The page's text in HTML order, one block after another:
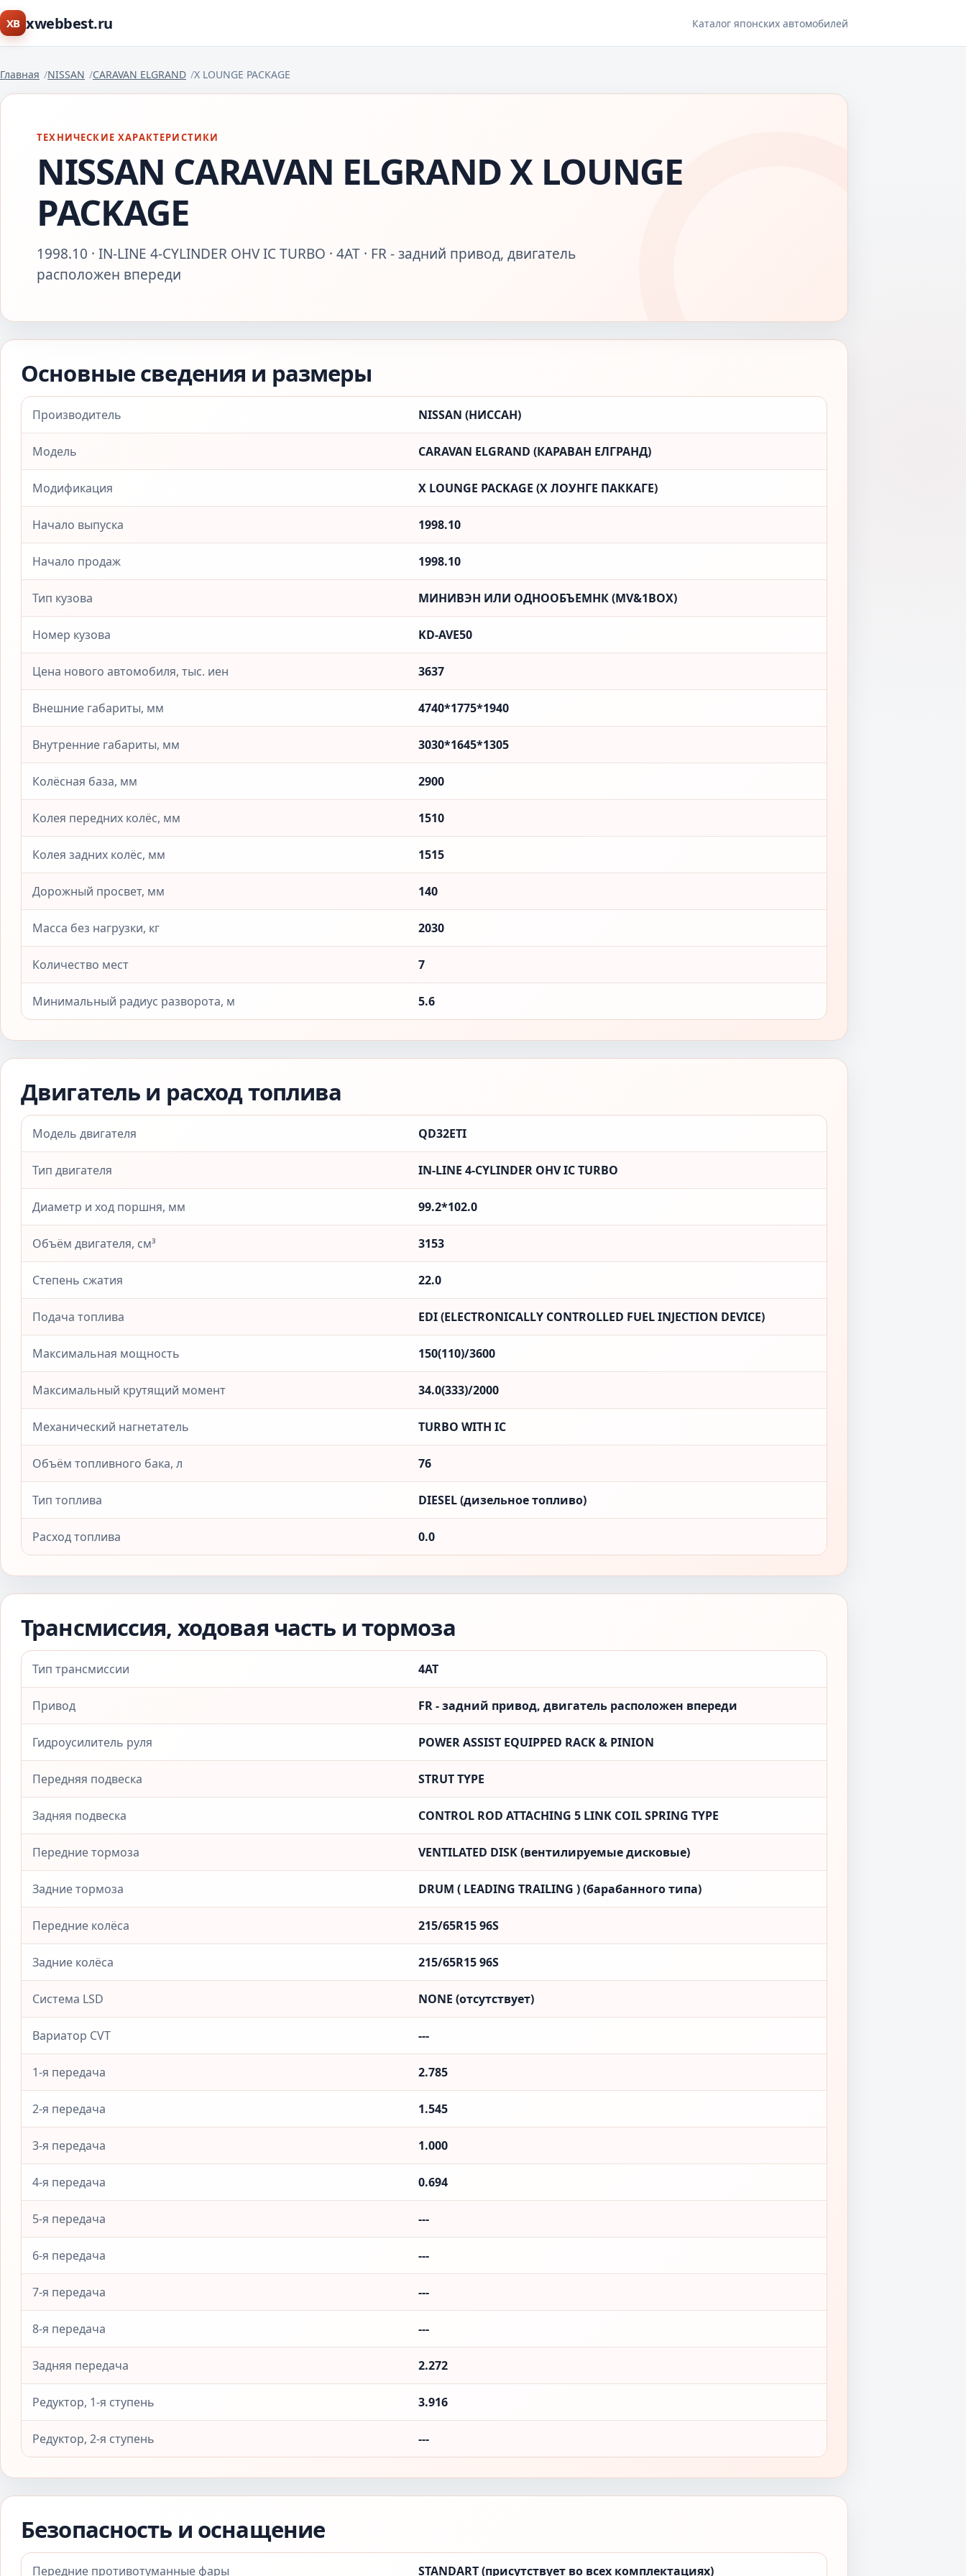
XB xwebbest.ru Каталог японских автомобилей
Главная NISSAN CARAVAN ELGRAND X LOUNGE PACKAGE
ТЕХНИЧЕСКИЕ ХАРАКТЕРИСТИКИ
NISSAN CARAVAN ELGRAND X LOUNGE
PACKAGE
1998.10 · IN-LINE 4-CYLINDER OHV IC TURBO · 4AT · FR - задний привод, двигатель
расположен впереди
Основные сведения и размеры
Производитель NISSAN (НИССАН)
Модель CARAVAN ELGRAND (КАРАВАН ЕЛГРАНД)
Модификация X LOUNGE PACKAGE (X ЛОУНГЕ ПАККАГЕ)
Начало выпуска 1998.10
Начало продаж 1998.10
Тип кузова МИНИВЭН ИЛИ ОДНООБЪЕМНК (MV&1BOX)
Номер кузова KD-AVE50
Цена нового автомобиля, тыс. иен 3637
Внешние габариты, мм 4740*1775*1940
Внутренние габариты, мм 3030*1645*1305
Колёсная база, мм 2900
Колея передних колёс, мм 1510
Колея задних колёс, мм 1515
Дорожный просвет, мм 140
Масса без нагрузки, кг 2030
Количество мест 7
Минимальный радиус разворота, м 5.6
Двигатель и расход топлива
Модель двигателя QD32ETI
Тип двигателя IN-LINE 4-CYLINDER OHV IC TURBO
Диаметр и ход поршня, мм 99.2*102.0
Объём двигателя, см³ 3153
Степень сжатия 22.0
Подача топлива EDI (ELECTRONICALLY CONTROLLED FUEL INJECTION DEVICE)
Максимальная мощность 150(110)/3600
Максимальный крутящий момент 34.0(333)/2000
Механический нагнетатель TURBO WITH IC
Объём топливного бака, л 76
Тип топлива DIESEL (дизельное топливо)
Расход топлива 0.0
Трансмиссия, ходовая часть и тормоза
Тип трансмиссии 4AT
Привод FR - задний привод, двигатель расположен впереди
Гидроусилитель руля POWER ASSIST EQUIPPED RACK & PINION
Передняя подвеска STRUT TYPE
Задняя подвеска CONTROL ROD ATTACHING 5 LINK COIL SPRING TYPE
Передние тормоза VENTILATED DISK (вентилируемые дисковые)
Задние тормоза DRUM ( LEADING TRAILING ) (барабанного типа)
Передние колёса 215/65R15 96S
Задние колёса 215/65R15 96S
Система LSD NONE (отсутствует)
Вариатор CVT ---
1-я передача 2.785
2-я передача 1.545
3-я передача 1.000
4-я передача 0.694
5-я передача ---
6-я передача ---
7-я передача ---
8-я передача ---
Задняя передача 2.272
Редуктор, 1-я ступень 3.916
Редуктор, 2-я ступень ---
Безопасность и оснащение
Передние противотуманные фары STANDART (присутствует во всех комплектациях)